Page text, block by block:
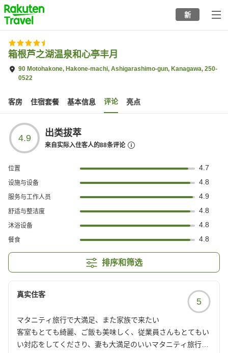
to
top
page
新
箱根芦之湖温泉和心亭丰月
90 Motohakone, Hakone-machi, Ashigarashimo-gun, Kanagawa, 250-
0522
客房 住宿套餐 基本信息 评论 亮点
4.9 出类拔萃
来自实际入住客人的88条评论
位置 4.7
设施与设备 4.8
服务与工作人员 4.9
舒适与整洁度 4.8
沐浴设备 4.8
餐食 4.8
排序和筛选
真实住客
5
マタニティ旅行で大満足、また家族で来たい
客室もとても綺麗、ご飯も美味しく、従業員さんもとてもい
い対応をしてくださり、妻も大満足のいいマタニティ旅行に